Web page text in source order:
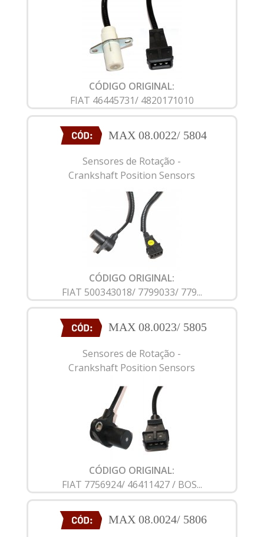
CÓDIGO ORIGINAL:
FIAT 46445731/ 4820171010
MAX 08.0022/ 5804
Sensores de Rotação -
Crankshaft Position Sensors
CÓDIGO ORIGINAL:
FIAT 500343018/ 7799033/ 779...
MAX 08.0023/ 5805
Sensores de Rotação -
Crankshaft Position Sensors
CÓDIGO ORIGINAL:
FIAT 7756924/ 46411427 / BOS...
MAX 08.0024/ 5806